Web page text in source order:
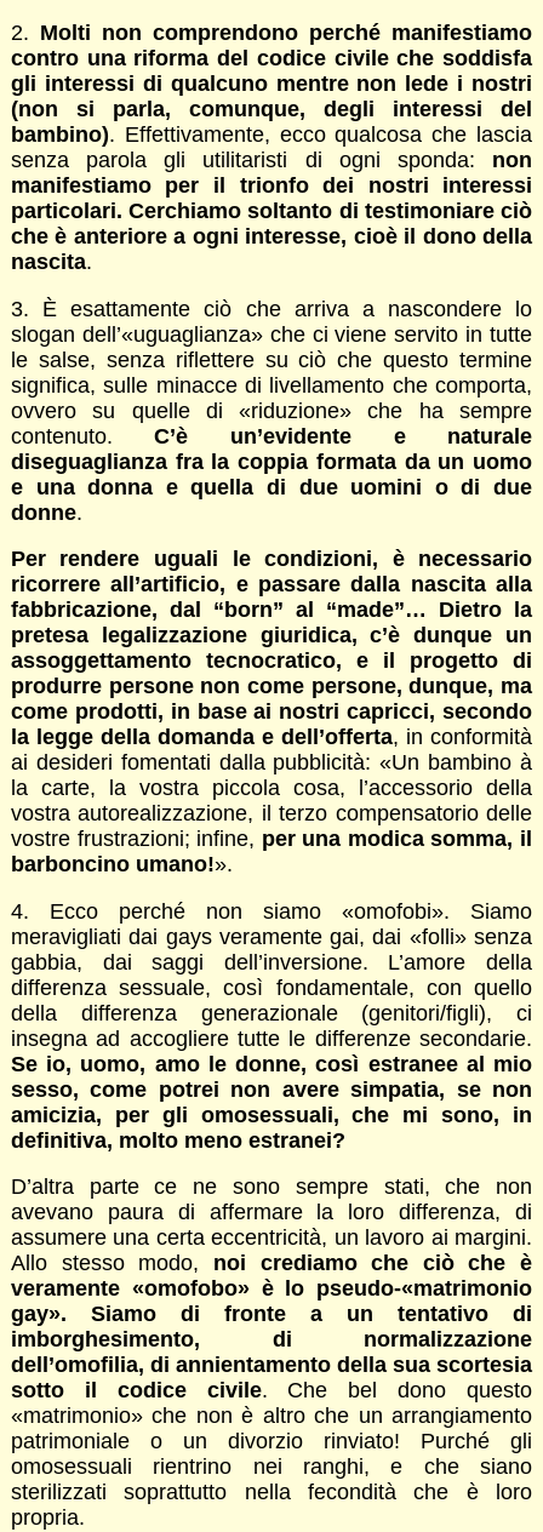
2. Molti non comprendono perché manifestiamo
contro una riforma del codice civile che soddisfa
gli interessi di qualcuno mentre non lede i nostri
(non si parla, comunque, degli interessi del
bambino). Effettivamente, ecco qualcosa che lascia
senza parola gli utilitaristi di ogni sponda: non
manifestiamo per il trionfo dei nostri interessi
particolari. Cerchiamo soltanto di testimoniare ciò
che è anteriore a ogni interesse, cioè il dono della
nascita.
3. È esattamente ciò che arriva a nascondere lo
slogan dell’«uguaglianza» che ci viene servito in tutte
le salse, senza riflettere su ciò che questo termine
significa, sulle minacce di livellamento che comporta,
ovvero su quelle di «riduzione» che ha sempre
contenuto.C’è un’evidente e naturale
diseguaglianza fra la coppia formata da un uomo
e una donna e quella di due uomini o di due
donne.
Per rendere uguali le condizioni, è necessario
ricorrere all’artificio, e passare dalla nascita alla
fabbricazione, dal “born” al “made”… Dietro la
pretesa legalizzazione giuridica, c’è dunque un
assoggettamento tecnocratico, e il progetto di
produrre persone non come persone, dunque, ma
come prodotti, in base ai nostri capricci, secondo
la legge della domanda e dell’offerta, in conformità
ai desideri fomentati dalla pubblicità: «Un bambino à
la carte, la vostra piccola cosa, l’accessorio della
vostra autorealizzazione, il terzo compensatorio delle
vostre frustrazioni; infine, per una modica somma, il
barboncino umano!».
4. Ecco perché non siamo «omofobi». Siamo
meravigliati dai gays veramente gai, dai «folli» senza
gabbia, dai saggi dell’inversione. L’amore della
differenza sessuale, così fondamentale, con quello
della differenza generazionale (genitori/figli), ci
insegna ad accogliere tutte le differenze secondarie.
Se io, uomo, amo le donne, così estranee al mio
sesso, come potrei non avere simpatia, se non
amicizia, per gli omosessuali, che mi sono, in
definitiva, molto meno estranei?
D’altra parte ce ne sono sempre stati, che non
avevano paura di affermare la loro differenza, di
assumere una certa eccentricità, un lavoro ai margini.
Allo stesso modo, noi crediamo che ciò che è
veramente «omofobo» è lo pseudo-«matrimonio
gay». Siamo di fronte a un tentativo di
imborghesimento, di normalizzazione
dell’omofilia, di annientamento della sua scortesia
sotto il codice civile. Che bel dono questo
«matrimonio» che non è altro che un arrangiamento
patrimoniale o un divorzio rinviato! Purché gli
omosessuali rientrino nei ranghi, e che siano
sterilizzati soprattutto nella fecondità che è loro
propria.